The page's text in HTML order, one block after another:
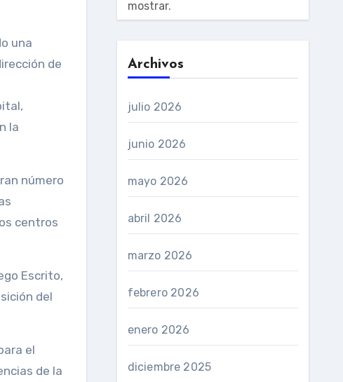
una
de
la
número
centros
Escrito,
del
el
de la
mostrar.
Archivos
julio 2026
junio 2026
mayo 2026
abril 2026
marzo 2026
febrero 2026
enero 2026
diciembre 2025